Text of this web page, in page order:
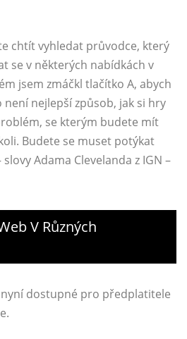
chtít vyhledat průvodce, který
se v některých nabídkách v
jsem zmáčkl tlačítko A, abych
nejlepší způsob, jak si hry
se kterým budete mít
Budete se muset potýkat
Adama Clevelanda z IGN –
V Různých
dostupné pro předplatitele